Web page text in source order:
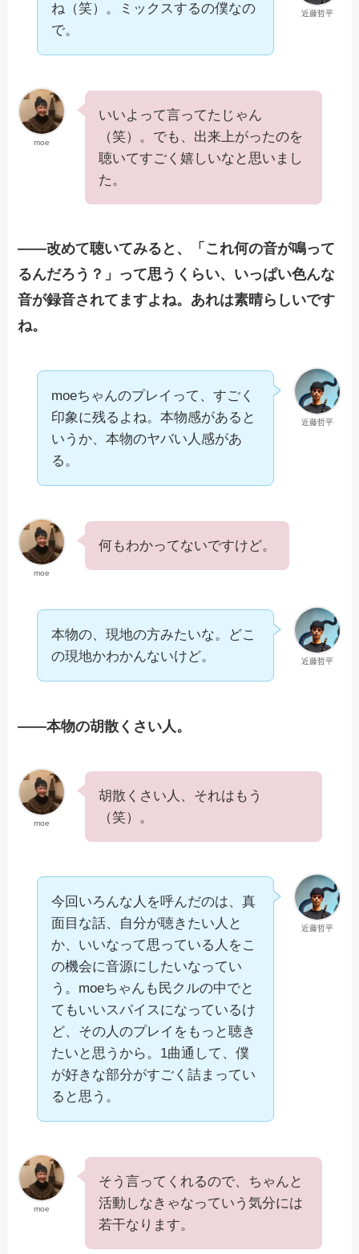
近藤哲平
ね（笑）。ミックスするの僕なの
で。
moe
いいよって言ってたじゃん
（笑）。でも、出来上がったのを
聴いてすごく嬉しいなと思いまし
た。
——改めて聴いてみると、「これ何の音が鳴って
るんだろう？」って思うくらい、いっぱい色んな
音が録音されてますよね。あれは素晴らしいです
ね。
近藤哲平
moeちゃんのプレイって、すごく
印象に残るよね。本物感があると
いうか、本物のヤバい人感があ
る。
moe
何もわかってないですけど。
近藤哲平
本物の、現地の方みたいな。どこ
の現地かわかんないけど。
——本物の胡散くさい人。
moe
胡散くさい人、それはもう
（笑）。
近藤哲平
今回いろんな人を呼んだのは、真
面目な話、自分が聴きたい人と
か、いいなって思っている人をこ
の機会に音源にしたいなってい
う。moeちゃんも民クルの中でと
てもいいスパイスになっているけ
ど、その人のプレイをもっと聴き
たいと思うから。1曲通して、僕
が好きな部分がすごく詰まってい
ると思う。
moe
そう言ってくれるので、ちゃんと
活動しなきゃなっていう気分には
若干なります。